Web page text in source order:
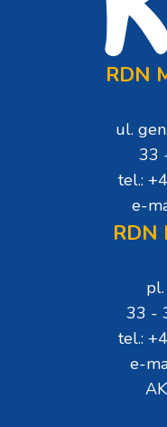
RDN
ul.
33
tel.:
e-
RDN
33 -
tel.:
e-